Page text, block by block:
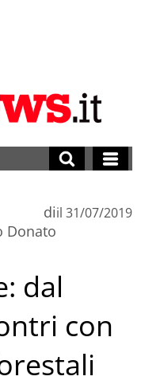
di
Donato
il 31/07/2019
dal
con